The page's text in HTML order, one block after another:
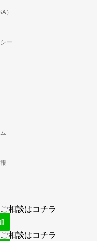
）
ー
相談はコチラ
相談はコチラ